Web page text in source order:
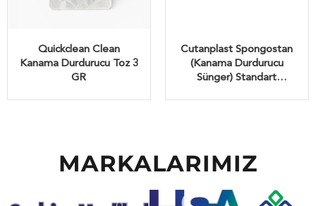
Quickclean Clean
Kanama Durdurucu Toz 3
GR
Cutanplast Spongostan
(Kanama Durdurucu
Sünger) Standart
MARKALARIMIZ